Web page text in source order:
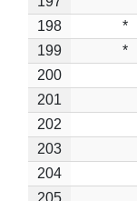
198
*
199
*
200
201
202
203
204
205